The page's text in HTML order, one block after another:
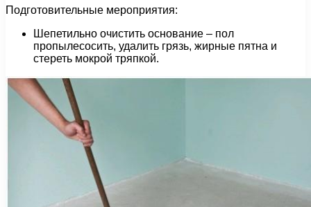
Подготовительные мероприятия:
Шепетильно очистить основание – пол
пропылесосить, удалить грязь, жирные пятна и
стереть мокрой тряпкой.